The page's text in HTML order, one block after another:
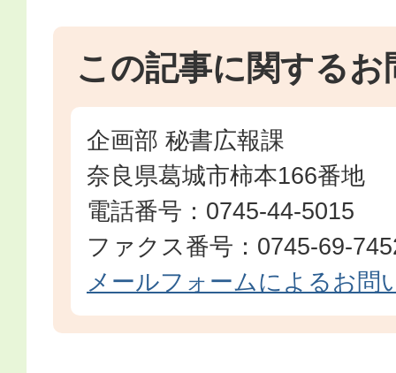
この記事に関するお
企画部 秘書広報課
奈良県葛城市柿本166番地
電話番号：0745-44-5015
ファクス番号：0745-69-
メールフォームによるお問